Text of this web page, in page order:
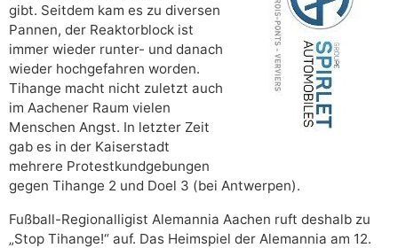
gibt. Seitdem kam es zu diversen
Pannen, der Reaktorblock ist
immer wieder runter- und danach
wieder hochgefahren worden.
Tihange macht nicht zuletzt auch
im Aachener Raum vielen
Menschen Angst. In letzter Zeit
gab es in der Kaiserstadt
mehrere Protestkundgebungen
gegen Tihange 2 und Doel 3 (bei Antwerpen).
Fußball-Regionalligist Alemannia Aachen ruft deshalb zu
„Stop Tihange!“ auf. Das Heimspiel der Alemannia am 12.